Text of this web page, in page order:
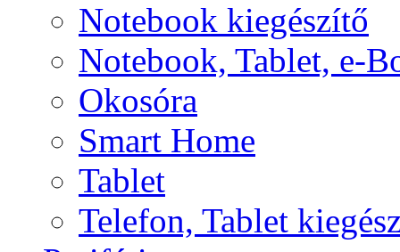
Notebook kiegészítő
Notebook, Tablet, e-
Okosóra
Smart Home
Tablet
Telefon, Tablet